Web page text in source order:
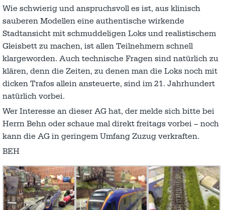
Wie schwierig und anspruchsvoll es ist, aus klinisch
sauberen Modellen eine authentische wirkende
Stadtansicht mit schmuddeligen Loks und realistischem
Gleisbett zu machen, ist allen Teilnehmern schnell
klargeworden. Auch technische Fragen sind natürlich zu
klären, denn die Zeiten, zu denen man die Loks noch mit
dicken Trafos allein ansteuerte, sind im 21. Jahrhundert
natürlich vorbei.
Wer Interesse an dieser AG hat, der melde sich bitte bei
Herrn Behn oder schaue mal direkt freitags vorbei – noch
kann die AG in geringem Umfang Zuzug verkraften.
BEH